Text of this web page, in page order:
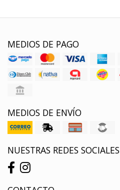
MEDIOS DE PAGO
MEDIOS DE ENVÍO
NUESTRAS REDES SOCIALES